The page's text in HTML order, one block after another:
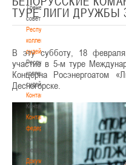
Тренерский
совет
Республиканская
коллегия
судей
Республиканская
коллегия
судей
Контакты
Контакты
Контакты
федерации
Контакты
федерации
Документы
ТУРЕ ЛИГИ ДРУЖБЫ
В эту субботу, 18
участие в 5-м туре
Концерна Росэнергоатом
Десногорске.